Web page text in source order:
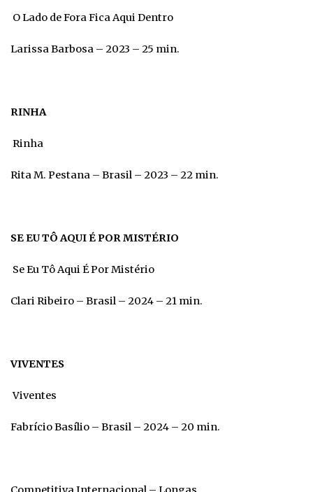
O Lado de Fora Fica Aqui Dentro
Larissa Barbosa – 2023 – 25 min.
RINHA
Rinha
Rita M. Pestana – Brasil – 2023 – 22 min.
SE EU TÔ AQUI É POR MISTÉRIO
Se Eu Tô Aqui É Por Mistério
Clari Ribeiro – Brasil – 2024 – 21 min.
VIVENTES
Viventes
Fabrício Basílio – Brasil – 2024 – 20 min.